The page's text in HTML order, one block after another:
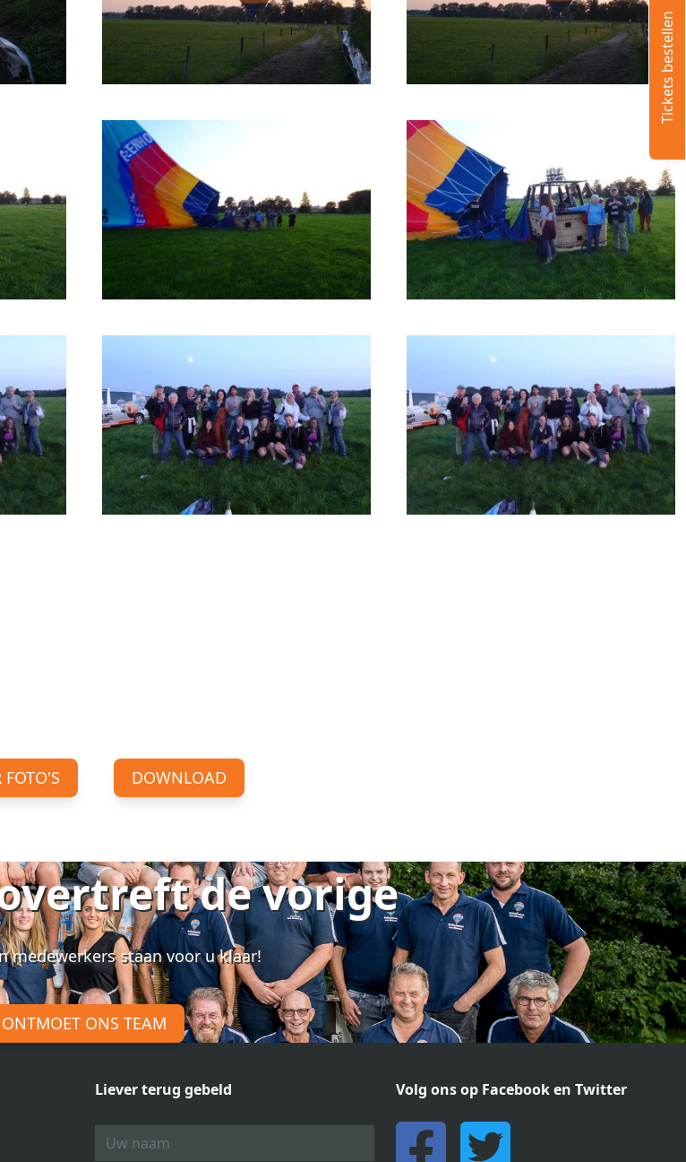
FOTO'S DOWNLOAD
de vorige
medewerkers staan voor u klaar!
ONTMOET ONS TEAM
Liever terug gebeld Volg ons op Facebook en Twitter
Tickets bestellen